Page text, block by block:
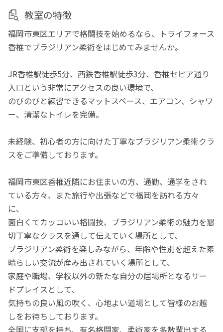
教室の特徴
福岡市東区エリアで格闘技を始めるなら、トライフォース
香椎でブラジリアン柔術をはじめてみませんか。
JR香椎駅徒歩5分、西鉄香椎駅徒歩3分、香椎セピア通り
入口という非常にアクセスの良い環境で、
のびのびと練習できるマットスペース、エアコン、シャワ
ー、清潔なトイレを完備。
未経験、初心者の方に向けた丁寧なブラジリアン柔術クラ
スをご準備しております。
福岡市東区香椎近隣にお住まいの方、通勤、通学をされ
ている方々、また旅行や出張などで福岡を訪れる方々
に、
面白くてカッコいい格闘技、ブラジリアン柔術の魅力を懇
切丁寧なクラスを通して伝えていく場所として、
ブラジリアン柔術を楽しみながら、年齢や性別を超えた素
晴らしい交流が産み出されていく場所として、
家庭や職場、学校以外の新たな自分の居場所となるサー
ドプレイスとして、
気持ちの良い風の吹く、心地よい道場として皆様のお越
しをお待ちしております。
全国に支部を持ち、有名格闘家、柔術家を多数輩出する